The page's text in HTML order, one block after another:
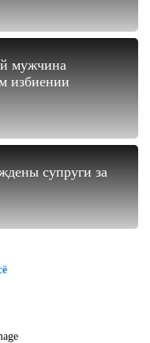
мужчина
избиении
супруги за